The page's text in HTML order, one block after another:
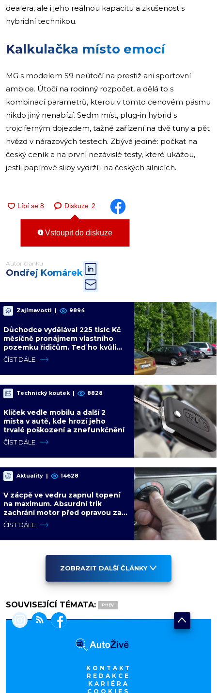
dealera, ale i jeho reálnou kapacitu a zkušenost s
hybridní technikou.
Kalkulačka místo emocí
MG s modelem S9 neútočí na prestiž ani sportovní
ambice. Útočí na rodinný rozpočet, a dělá to s
kombinací parametrů, kterou v tomto cenovém pásmu
nikdo jiný nenabízí. Sedm míst, plug-in hybrid s
trojciferným dojezdem, tažné zařízení na dvě tuny a pět
hvězd v nárazových testech. Zbývá jediné: počkat na
český ceník a na první nezávislé testy, které ukážou,
jestli papírové sliby vydrží i na českých silnicích.
Diskuze 2
Vstoupit do diskuze
Autor článku
Ondřej Komárek
Zajímavosti | 9894
Důchodce vydělával 225 tisíc Kč
měsíčně pronájmem vlastního
pozemku řidičům. Teď ho kvůli
tomu čeká soud
ČÍST DÁLE
Technický koutek | 8828
Klíček vedle mobilu a další 2
místa v autě, kde hrozí jeho
trvalé poškození a znefunkčnění
ČÍST DÁLE
Aktuality | 14628
V zácpě ve vedru zapnul topení
na maximum. Absurdní trik
zachrání motor před opravou za
desítky tisíc
ČÍST DÁLE
ZOBRAZIT DALŠÍ ČLÁNKY
SOUVISEJÍCÍ TÉMATA: PHEV
KONTAKT
REDAKCE
KARIÉRA
COOKIES